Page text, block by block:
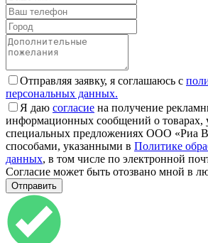
Отправляя заявку, я соглашаюсь с
персональных данных.
Я даю согласие на получение
информационных сообщений о товарах,
специальных предложениях ООО «Риа
способами, указанными в Политике
данных, в том числе по электронной
Согласие может быть отозвано мной в